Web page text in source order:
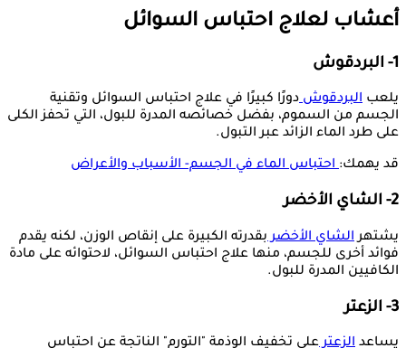
أعشاب لعلاج احتباس السوائل
1- البردقوش
يلعب البردقوشدورًا كبيرًا في علاج احتباس السوائل وتقنية
الجسم من السموم، بفضل خصائصه المدرة للبول، التي تحفز الكلى
على طرد الماء الزائد عبر التبول.
قد يهمك:احتباس الماء في الجسم- الأسباب والأعراض
2- الشاي الأخضر
يشتهرالشاي الأخضربقدرته الكبيرة على إنقاص الوزن، لكنه يقدم
فوائد أخرى للجسم، منها علاج احتباس السوائل، لاحتوائه على مادة
الكافيين المدرة للبول.
3- الزعتر
يساعد الزعترعلى تخفيف الوذمة "التورم" الناتجة عن احتباس